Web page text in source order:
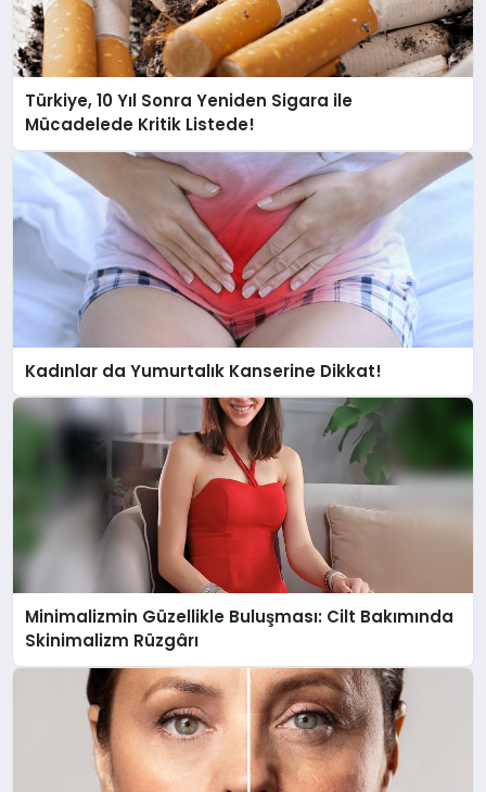
Türkiye, 10 Yıl Sonra Yeniden Sigara ile
Mücadelede Kritik Listede!
Kadınlar da Yumurtalık Kanserine Dikkat!
Minimalizmin Güzellikle Buluşması: Cilt Bakımında
Skinimalizm Rüzgârı